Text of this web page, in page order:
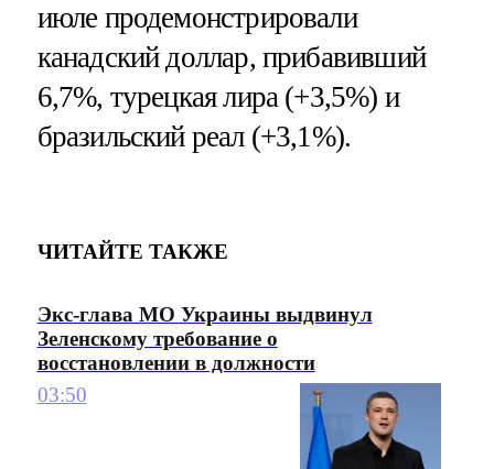
июле продемонстрировали
канадский доллар, прибавивший
6,7%, турецкая лира (+3,5%) и
бразильский реал (+3,1%).
ЧИТАЙТЕ ТАКЖЕ
Экс-глава МО Украины выдвинул
Зеленскому требование о
восстановлении в должности
03:50